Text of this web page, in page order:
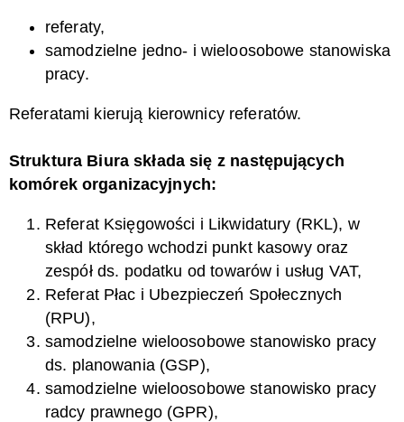
referaty,
samodzielne jedno- i wieloosobowe stanowiska
pracy.
Referatami kierują kierownicy referatów.
Struktura Biura składa się z następujących
komórek organizacyjnych:
Referat Księgowości i Likwidatury (RKL), w
skład którego wchodzi punkt kasowy oraz
zespół ds. podatku od towarów i usług VAT,
Referat Płac i Ubezpieczeń Społecznych
(RPU),
samodzielne wieloosobowe stanowisko pracy
ds. planowania (GSP),
samodzielne wieloosobowe stanowisko pracy
radcy prawnego (GPR),